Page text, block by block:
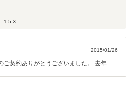
の初売りサービスのタイミングだったことも
感謝しています。今まで中古車を１４台購入
では最良だと思います。ありがとうございま
1.5 X
2015/01/26
ご契約ありがとうございました。 去年よ
ＦＰsaku様に満足いただけて、評価もとて